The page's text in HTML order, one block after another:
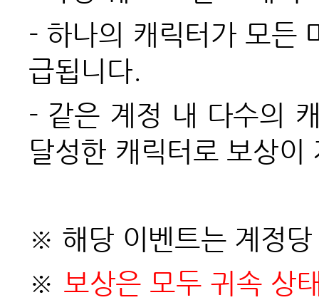
- 하나의 캐릭터가 모든
급됩니다.
- 같은 계정 내 다수의
달성한 캐릭터로 보상이
※ 해당 이벤트는 계정
※ 보상은 모두 귀속 상